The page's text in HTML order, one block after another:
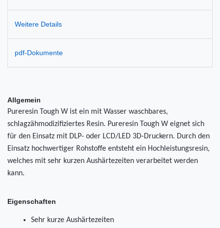
Weitere Details
pdf-Dokumente
Allgemein
Pureresin Tough W ist ein mit Wasser waschbares,
schlagzähmodizifiziertes Resin. Pureresin Tough W eignet sich
für den Einsatz mit DLP- oder LCD/LED 3D-Druckern. Durch den
Einsatz hochwertiger Rohstoffe entsteht ein Hochleistungsresin,
welches mit sehr kurzen Aushärtezeiten verarbeitet werden
kann.
Eigenschaften
Sehr kurze Aushärtezeiten